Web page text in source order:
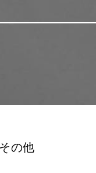
の他